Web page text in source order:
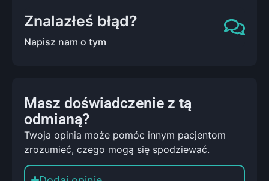
Masz doświadczenie z tą
odmianą?
Twoja opinia może pomóc innym pacjentom
zrozumieć, czego mogą się spodziewać.
Znalazłeś błąd?
Napisz nam o tym